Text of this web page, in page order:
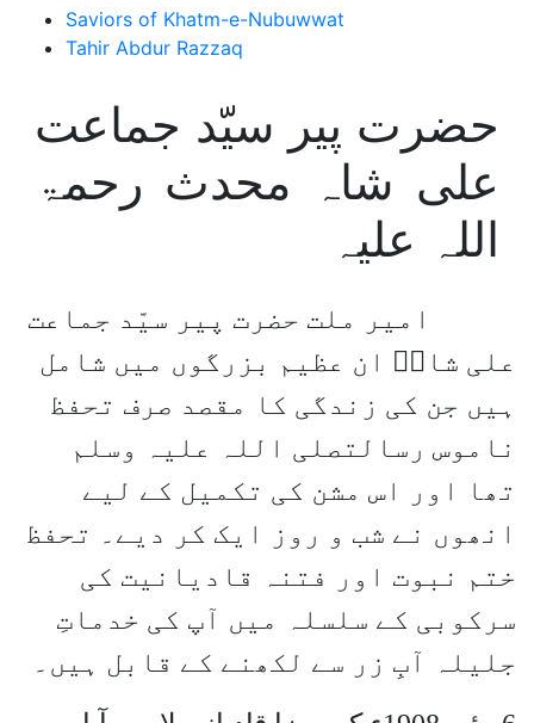
Saviors of Khatm-e-Nubuwwat
Tahir Abdur Razzaq
حضرت پیر سیّد جماعت
علی شاہ محدث رحمۃ
اللہ علیہ
امیر ملت حضرت پیر سیّد جماعت
علی شاہؒ ان عظیم بزرگوں میں شامل
ہیں جن کی زندگی کا مقصد صرف تحفظ
ناموس رسالتصلی اللہ علیہ وسلم
تھا اور اس مشن کی تکمیل کے لیے
انھوں نے شب و روز ایک کر دیے۔ تحفظ
ختم نبوت اور فتنہ قادیانیت کی
سرکوبی کے سلسلہ میں آپ کی خدماتِ
جلیلہ آبِ زر سے لکھنے کے قابل ہیں۔